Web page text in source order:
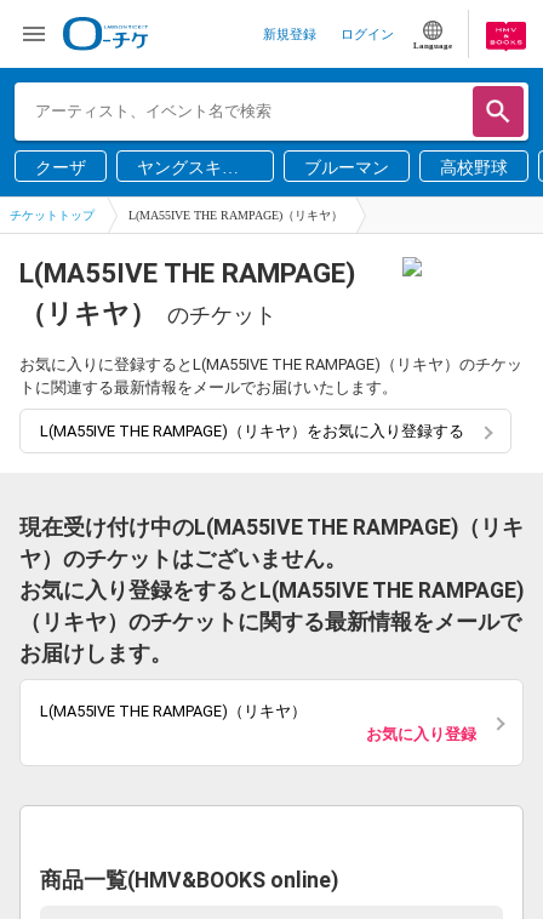
新規登録 ログイン
Language
クーザ
ヤングスキニ
ー
ブルーマン 高校野球
チケットトップ L(MA55IVE THE RAMPAGE)（リキヤ）
L(MA55IVE THE RAMPAGE)
（リキヤ）
のチケット
お気に入りに登録するとL(MA55IVE THE RAMPAGE)（リキヤ）のチケッ
トに関連する最新情報をメールでお届けいたします。
L(MA55IVE THE RAMPAGE)（リキヤ）をお気に入り登録する
現在受け付け中のL(MA55IVE THE RAMPAGE)（リキ
ヤ）のチケットはございません。
お気に入り登録をするとL(MA55IVE THE RAMPAGE)
（リキヤ）のチケットに関する最新情報をメールで
お届けします。
L(MA55IVE THE RAMPAGE)（リキヤ）
お気に入り登録
商品一覧(HMV&BOOKS online)